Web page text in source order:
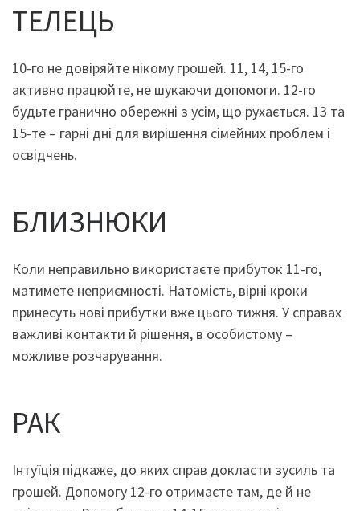
ТЕЛЕЦЬ
10-го не довіряйте нікому грошей. 11, 14, 15-го
активно працюйте, не шукаючи допомоги. 12-го
будьте гранично обережні з усім, що рухається. 13 та
15-те – гарні дні для вирішення сімейних проблем і
освідчень.
БЛИЗНЮКИ
Коли неправильно використаєте прибуток 11-го,
матимете неприємності. Натомість, вірні кроки
принесуть нові прибутки вже цього тижня. У справах
важливі контакти й рішення, в особистому –
можливе розчарування.
РАК
Інтуїція підкаже, до яких справ докласти зусиль та
грошей. Допомогу 12-го отримаєте там, де й не